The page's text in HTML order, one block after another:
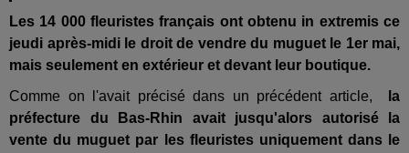
Les 14 000 fleuristes français ont obtenu in extremis ce
jeudi après-midi le droit de vendre du muguet le 1er mai,
mais seulement en extérieur et devant leur boutique.
Comme on l'avait précisé dans un précédent article,
la
préfecture du Bas-Rhin avait jusqu'alors autorisé la
vente du muguet par les fleuristes uniquement dans le